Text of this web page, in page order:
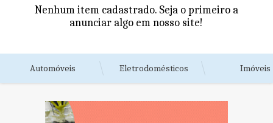
Nenhum item cadastrado. Seja o primeiro a
anunciar algo em nosso site!
Automóveis Eletrodomésticos Imóveis